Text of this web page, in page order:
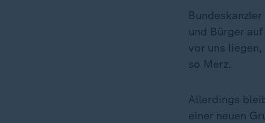
Bundeskanzler
und Bürger
vor uns
so Merz.
Allerdings
einer neuen